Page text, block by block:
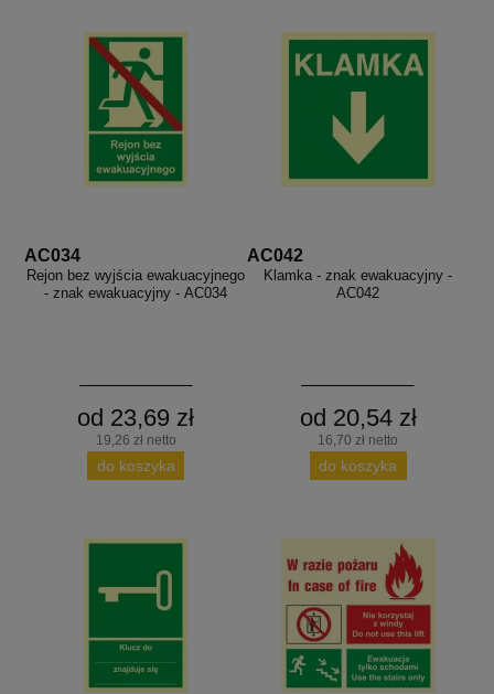
AC034
Rejon bez wyjścia ewakuacyjnego
- znak ewakuacyjny - AC034
od 23,69 zł
19,26 zł netto
do koszyka
AC042
Klamka - znak ewakuacyjny -
AC042
od 20,54 zł
16,70 zł netto
do koszyka